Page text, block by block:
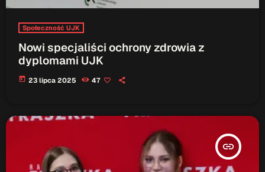
Społeczność UJK
Nowi specjaliści ochrony zdrowia z
dyplomami UJK
today 23 lipca 2025 47
insert_link